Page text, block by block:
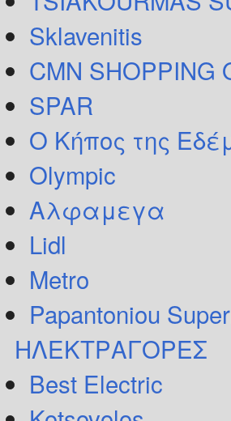
Sklavenitis
CMN SHOPPING
SPAR
Ο Κήπος της
Olympic
Αλφαμεγα
Lidl
Metro
Papantoniou
ΗΛΕΚΤΡΑΓΟΡΕΣ
Best Electric